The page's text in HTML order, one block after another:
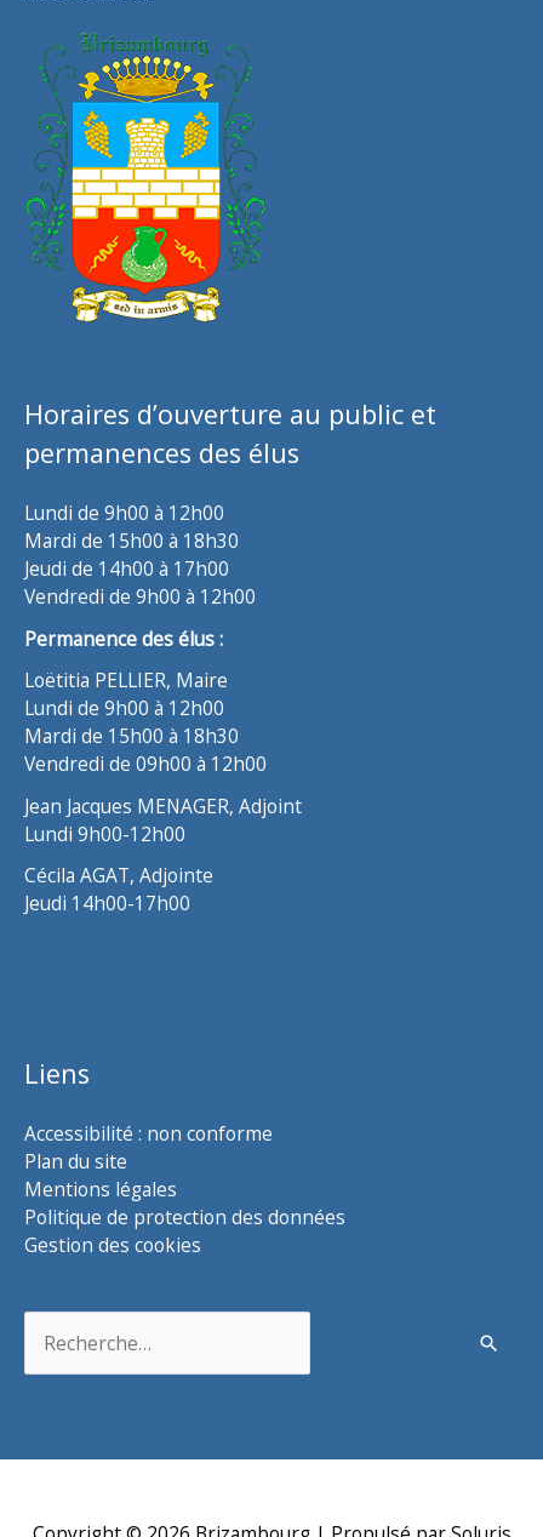
Horaires d’ouverture au public et
permanences des élus
Lundi de 9h00 à 12h00
Mardi de 15h00 à 18h30
Jeudi de 14h00 à 17h00
Vendredi de 9h00 à 12h00
Permanence des élus :
Loëtitia PELLIER, Maire
Lundi de 9h00 à 12h00
Mardi de 15h00 à 18h30
Vendredi de 09h00 à 12h00
Jean Jacques MENAGER, Adjoint
Lundi 9h00-12h00
Cécila AGAT, Adjointe
Jeudi 14h00-17h00
Liens
Accessibilité : non conforme
Plan du site
Mentions légales
Politique de protection des données
Gestion des cookies